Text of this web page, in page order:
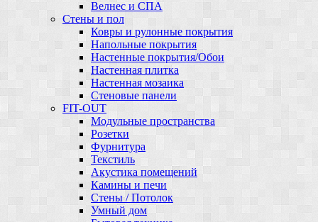
Велнес и СПА
Стены и пол
Ковры и рулонные покрытия
Напольные покрытия
Настенные покрытия/Обои
Настенная плитка
Настенная мозаика
Стеновые панели
FIT-OUT
Модульные пространства
Розетки
Фурнитура
Текстиль
Акустика помещений
Камины и печи
Стены / Потолок
Умный дом